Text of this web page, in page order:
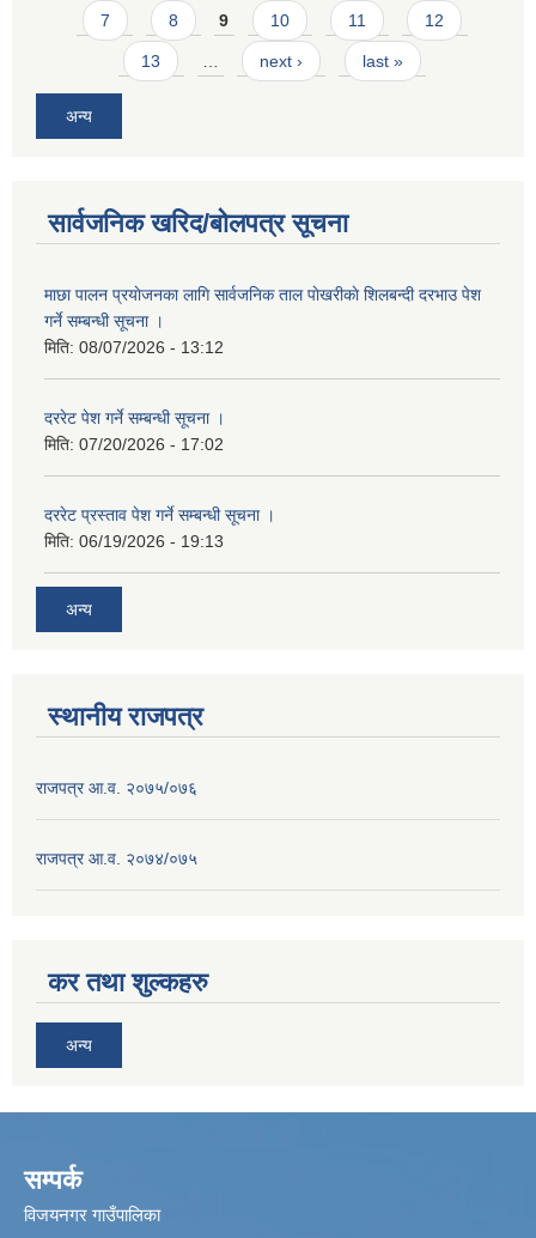
7 8 9 10 11 12
13 next › last »
अन्य
सार्वजनिक खरिद/बोलपत्र सूचना
माछा पालन प्रयाेजनका लागि सार्वजनिक ताल पाेखरीकाे शिलबन्दी दरभाउ पेश
गर्ने सम्बन्धी सूचना ।
मिति: 08/07/2026 - 13:12
दररेट पेश गर्ने सम्बन्धी सूचना ।
मिति: 07/20/2026 - 17:02
दररेट प्रस्ताव पेश गर्ने सम्बन्धी सूचना ।
मिति: 06/19/2026 - 19:13
अन्य
स्थानीय राजपत्र
राजपत्र आ.व. २०७५/०७६
राजपत्र आ.व. २०७४/०७५
कर तथा शुल्कहरु
अन्य
सम्पर्क
विजयनगर गाउँपालिका